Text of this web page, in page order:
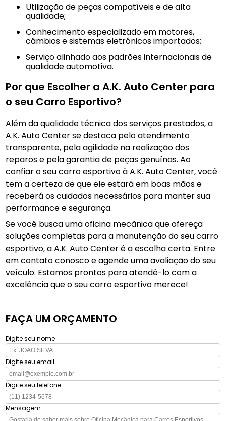
Utilização de peças compatíveis e de alta
qualidade;
Conhecimento especializado em motores,
câmbios e sistemas eletrônicos importados;
Serviço alinhado aos padrões internacionais de
qualidade automotiva.
Por que Escolher a A.K. Auto Center para
o seu Carro Esportivo?
Além da qualidade técnica dos serviços prestados, a
A.K. Auto Center se destaca pelo atendimento
transparente, pela agilidade na realização dos
reparos e pela garantia de peças genuínas. Ao
confiar o seu carro esportivo à A.K. Auto Center, você
tem a certeza de que ele estará em boas mãos e
receberá os cuidados necessários para manter sua
performance e segurança.
Se você busca uma oficina mecânica que ofereça
soluções completas para a manutenção do seu carro
esportivo, a A.K. Auto Center é a escolha certa. Entre
em contato conosco e agende uma avaliação do seu
veículo. Estamos prontos para atendê-lo com a
excelência que o seu carro esportivo merece!
FAÇA UM ORÇAMENTO
Digite seu nome
Digite seu email
Digite seu telefone
Mensagem